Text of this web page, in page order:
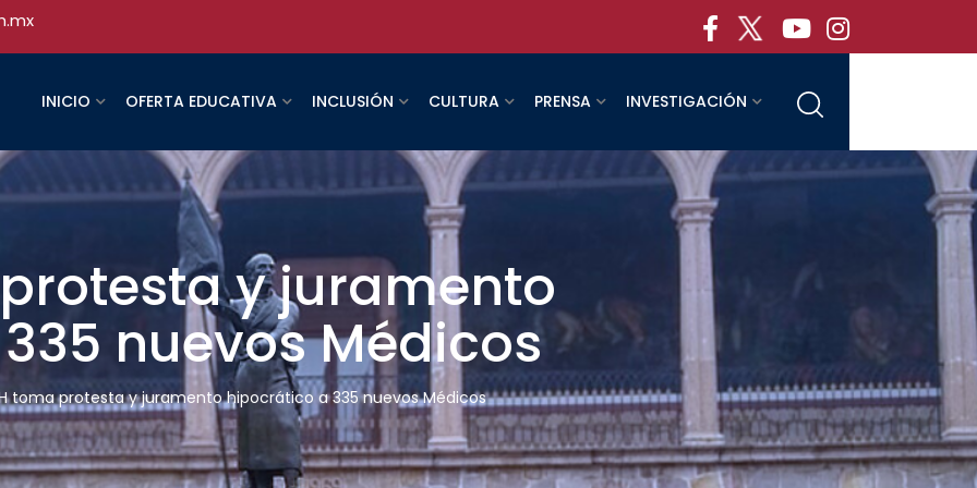
INICIO OFERTA EDUCATIVA INCLUSIÓN CULTURA PRENSA INVESTIGACIÓN
y juramento
nuevos Médicos
toma protesta y juramento hipocrático a 335 nuevos Médicos